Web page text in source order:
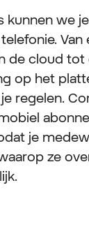
kunnen we
Van
de cloud tot
op het
regelen.
je
ze